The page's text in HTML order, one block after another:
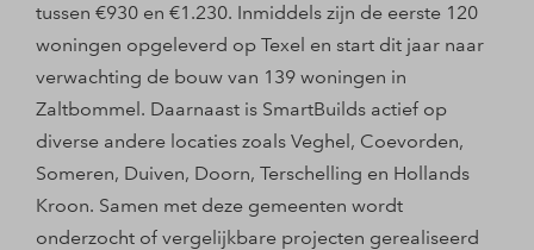
tussen €930 en €1.230. Inmiddels zijn de eerste 120
woningen opgeleverd op Texel en start dit jaar naar
verwachting de bouw van 139 woningen in
Zaltbommel. Daarnaast is SmartBuilds actief op
diverse andere locaties zoals Veghel, Coevorden,
Someren, Duiven, Doorn, Terschelling en Hollands
Kroon. Samen met deze gemeenten wordt
onderzocht of vergelijkbare projecten gerealiseerd